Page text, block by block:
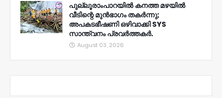
പുല്ലൂരാംപാറയിൽ കനത്ത മഴയിൽ
വീടിന്റെ മുൻഭാഗം തകർന്നു;
അപകടഭീഷണി ഒഴിവാക്കി SYS
സാന്ത്വനം പ്രവർത്തകർ.
August 03, 2026